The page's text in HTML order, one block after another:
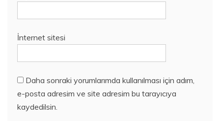
İnternet sitesi
Daha sonraki yorumlarımda kullanılması için adım,
e-posta adresim ve site adresim bu tarayıcıya
kaydedilsin.